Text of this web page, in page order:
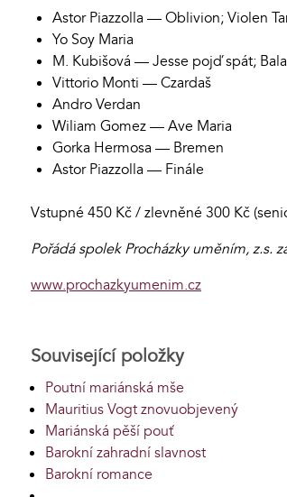
Astor Piazzolla — Oblivion; Violen
Yo Soy Maria
M. Kubišová — Jesse pojď spát;
Vittorio Monti — Czardaš
Andro Verdan
Wiliam Gomez — Ave Maria
Gorka Hermosa — Bremen
Astor Piazzolla — Finále
Vstupné 450 Kč / zlevněné 300 Kč
Pořádá spolek Procházky uměním, z.s.
www.prochazkyumenim.cz
Související položky
Poutní mariánská mše
Mauritius Vogt znovuobjevený
Mariánská pěší pouť
Barokní zahradní slavnost
Barokní romance